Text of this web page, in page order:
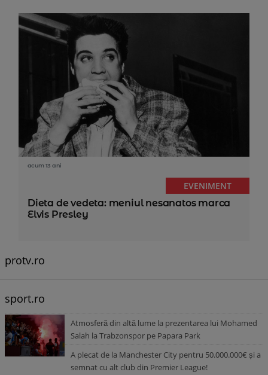
acum 13 ani
EVENIMENT
Dieta de vedeta: meniul nesanatos marca
Elvis Presley
protv.ro
sport.ro
Atmosferă din altă lume la prezentarea lui Mohamed
Salah la Trabzonspor pe Papara Park
A plecat de la Manchester City pentru 50.000.000€ și a
semnat cu alt club din Premier League!